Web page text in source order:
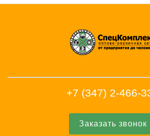
+7 (347) 2-466-
Заказать звонок